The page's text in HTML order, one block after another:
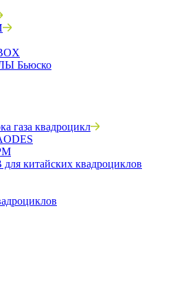
Бьюско
газа квадроцикл
китайских квадроциклов